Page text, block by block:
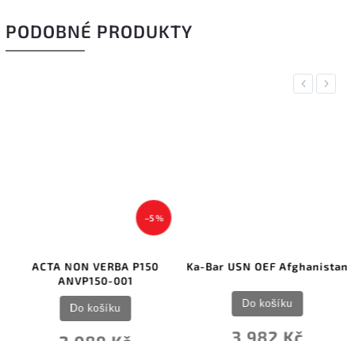
PODOBNÉ PRODUKTY
Previous
–5 %
ACTA NON VERBA P150
ANVP150-001
Do košíku
Ka-Bar USN OEF Afghanistan
3 982 Kč
Do košíku
Next